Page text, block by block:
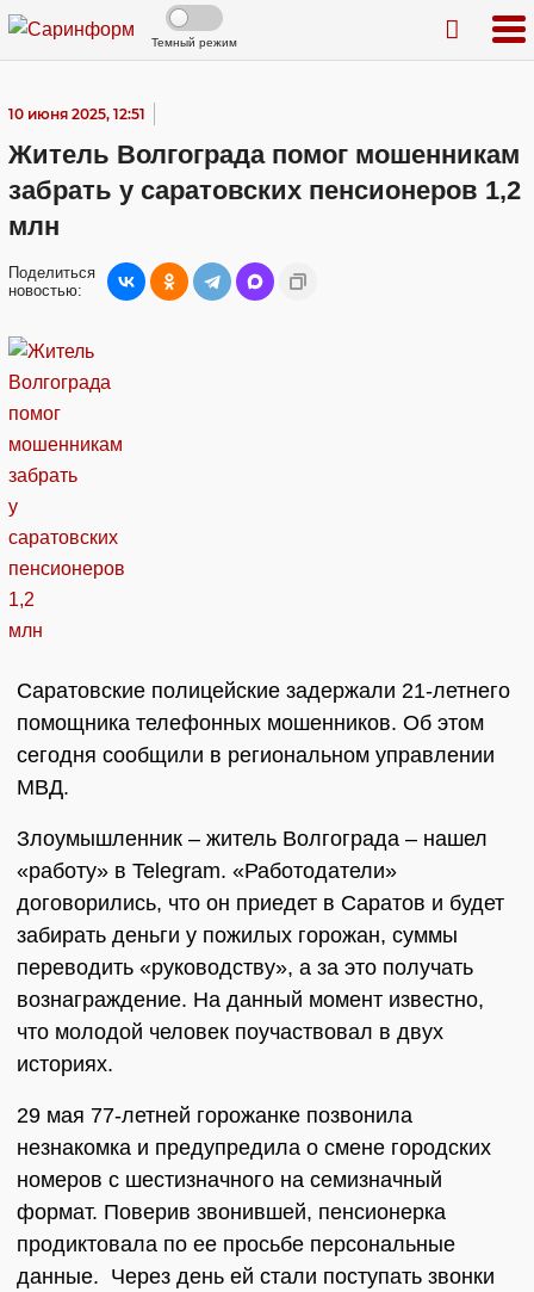
Темный режим
10 июня 2025, 12:51
Житель Волгограда помог мошенникам
забрать у саратовских пенсионеров 1,2
млн
Поделиться
новостью:
Саратовские полицейские задержали 21-летнего
помощника телефонных мошенников. Об этом
сегодня сообщили в региональном управлении
МВД.
Злоумышленник – житель Волгограда – нашел
«работу» в Telegram. «Работодатели»
договорились, что он приедет в Саратов и будет
забирать деньги у пожилых горожан, суммы
переводить «руководству», а за это получать
вознаграждение. На данный момент известно,
что молодой человек поучаствовал в двух
историях.
29 мая 77-летней горожанке позвонила
незнакомка и предупредила о смене городских
номеров с шестизначного на семизначный
формат. Поверив звонившей, пенсионерка
продиктовала по ее просьбе персональные
данные. Через день ей стали поступать звонки